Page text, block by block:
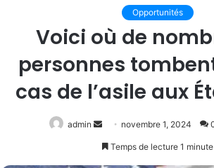
Opportunités
Voici où de
personnes
cas de l’asile aux
admin
Envoyer
un
novembre 1, 2024
Temps de lecture 1 minute